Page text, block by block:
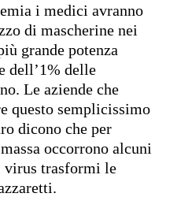
i medici avranno
di mascherine nei
grande potenza
dell’1% delle
Le aziende che
questo semplicissimo
dicono che per
occorrono alcuni
virus trasformi le